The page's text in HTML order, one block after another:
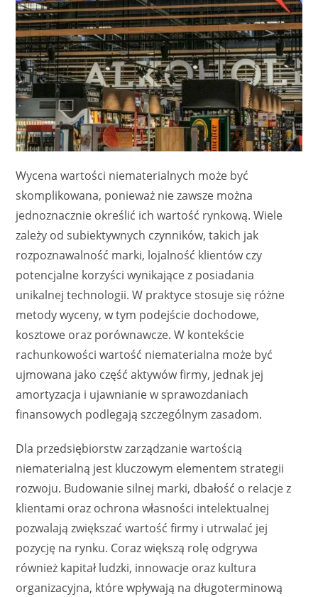
Wycena wartości niematerialnych może być
skomplikowana, ponieważ nie zawsze można
jednoznacznie określić ich wartość rynkową. Wiele
zależy od subiektywnych czynników, takich jak
rozpoznawalność marki, lojalność klientów czy
potencjalne korzyści wynikające z posiadania
unikalnej technologii. W praktyce stosuje się różne
metody wyceny, w tym podejście dochodowe,
kosztowe oraz porównawcze. W kontekście
rachunkowości wartość niematerialna może być
ujmowana jako część aktywów firmy, jednak jej
amortyzacja i ujawnianie w sprawozdaniach
finansowych podlegają szczególnym zasadom.
Dla przedsiębiorstw zarządzanie wartością
niematerialną jest kluczowym elementem strategii
rozwoju. Budowanie silnej marki, dbałość o relacje z
klientami oraz ochrona własności intelektualnej
pozwalają zwiększać wartość firmy i utrwalać jej
pozycję na rynku. Coraz większą rolę odgrywa
również kapitał ludzki, innowacje oraz kultura
organizacyjna, które wpływają na długoterminową